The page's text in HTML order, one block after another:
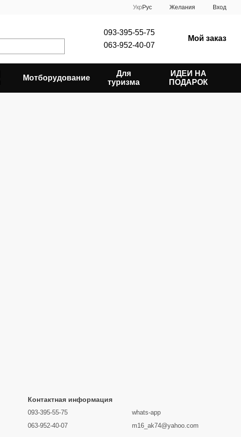
Укр Рус Желания Вход
093-395-55-75
063-952-40-07
Мой заказ
Мотборудование
Для
туризма
ИДЕИ НА
ПОДАРОК
Контактная информация
093-395-55-75
063-952-40-07
whats-app
m16_ak74@yahoo.com